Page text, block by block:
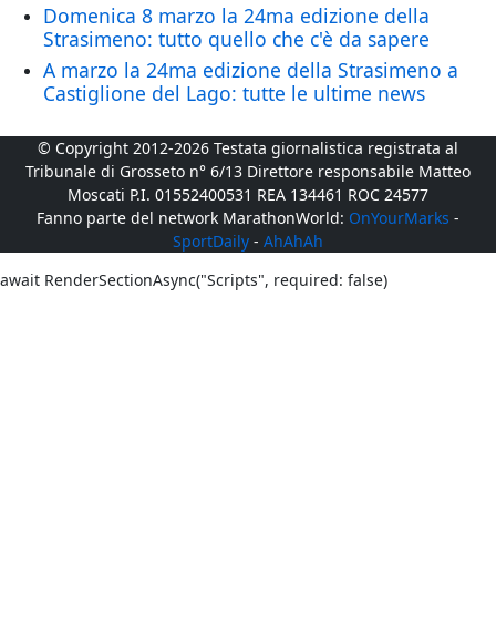
Domenica 8 marzo la 24ma edizione della
Strasimeno: tutto quello che c'è da sapere
A marzo la 24ma edizione della Strasimeno a
Castiglione del Lago: tutte le ultime news
© Copyright 2012-2026 Testata giornalistica registrata al
Tribunale di Grosseto n° 6/13 Direttore responsabile Matteo
Moscati P.I. 01552400531 REA 134461 ROC 24577
Fanno parte del network MarathonWorld: OnYourMarks -
SportDaily - AhAhAh
await RenderSectionAsync("Scripts", required: false)